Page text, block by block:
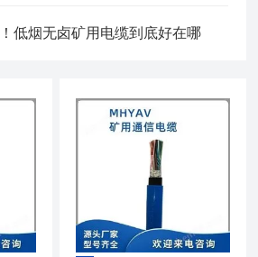
低烟无卤矿用电缆到底好在哪